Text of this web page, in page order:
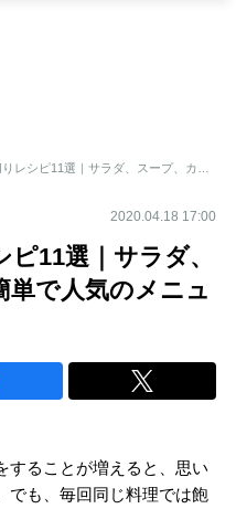
2020.04.18 17:00
11選｜サラダ、
単で人気のメニュ
することが増えると、思い
でも、毎回同じ料理では飽